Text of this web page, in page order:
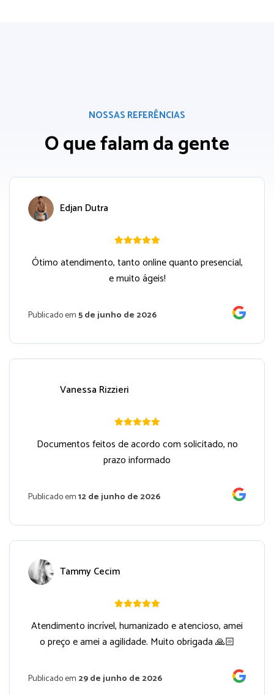
NOSSAS REFERÊNCIAS
O que falam da gente
Edjan Dutra
Ótimo atendimento, tanto online quanto presencial,
e muito ágeis!
Publicado em5 de junho de 2026
Vanessa Rizzieri
Documentos feitos de acordo com solicitado, no
prazo informado
Publicado em12 de junho de 2026
Tammy Cecim
Atendimento incrível, humanizado e atencioso, amei
o preço e amei a agilidade. Muito obrigada 🙏🏻
Publicado em 29 de junho de 2026